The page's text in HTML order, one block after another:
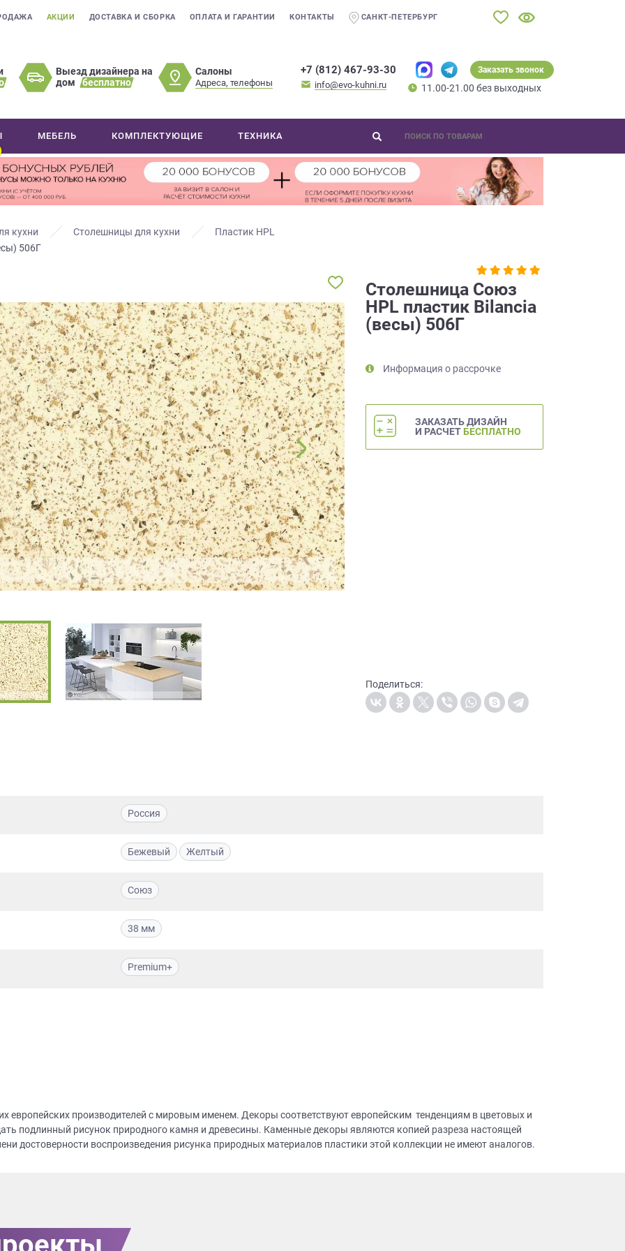
АКЦИИ ДОСТАВКА И СБОРКА ОПЛАТА И ГАРАНТИИ КОНТАКТЫ САНКТ-ПЕТЕРБУРГ
Выезд дизайнера на
дом
бесплатно
Салоны
Адреса, телефоны
+7 (812) 467-93-30
info@evo-kuhni.ru
Заказать звонок
11.00-21.00 без выходных
МЕБЕЛЬ КОМПЛЕКТУЮЩИЕ ТЕХНИКА
кухни Столешницы для кухни
Пластик HPL
506Г
Столешница Союз
HPL пластик Bilancia
(весы) 506Г
Информация о рассрочке
ЗАКАЗАТЬ ДИЗАЙН
И РАСЧЕТ БЕСПЛАТНО
Поделиться:
Россия
Бежевый Желтый
Союз
38 мм
Premium+
европейских производителей с мировым именем. Декоры соответствуют европейским тенденциям в цветовых и
подлинный рисунок природного камня и древесины. Каменные декоры являются копией разреза настоящей
достоверности воспроизведения рисунка природных материалов пластики этой коллекции не имеют аналогов.